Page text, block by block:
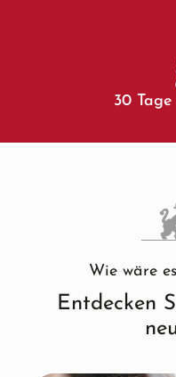
30
Wie wäre
Entdecken